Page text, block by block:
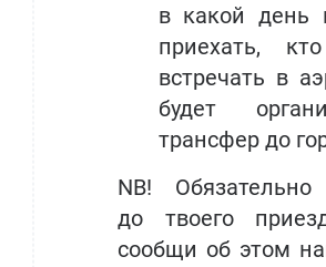
в какой день
приехать,
встречать в
будет
трансфер до
NB!
до твоего
сообщи об этом